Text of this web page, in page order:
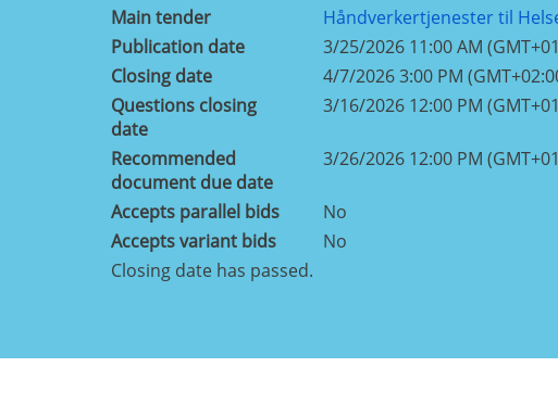
Main tender
Håndverkertjenester til
Publication date
3/25/2026 11:00 AM
Closing date
4/7/2026 3:00 PM
Questions closing
date
3/16/2026 12:00 PM
Recommended
document due date
3/26/2026 12:00 PM
Accepts parallel bids
No
Accepts variant bids
No
Closing date has passed.